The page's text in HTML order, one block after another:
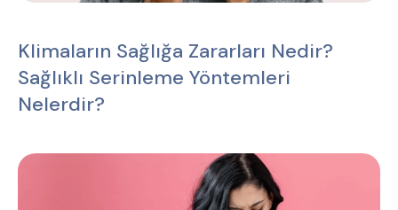
Klimaların Sağlığa Zararları Nedir?
Sağlıklı Serinleme Yöntemleri
Nelerdir?